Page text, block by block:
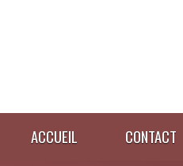
ACCUEIL CONTACT